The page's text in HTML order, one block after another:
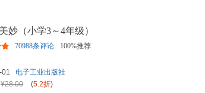
妙（小学3～4年级）
70988条评论
100%推荐
01
电子工业出版社
¥28.00 (5.2折)